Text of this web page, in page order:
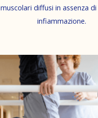
muscolari diffusi in assenza
infiammazione.